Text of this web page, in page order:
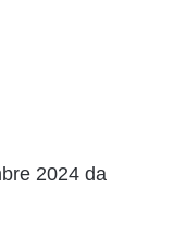
2024 da